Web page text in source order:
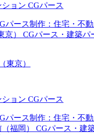
ション CGパース
東京）
ション CGパース